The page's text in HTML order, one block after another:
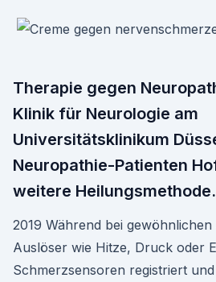
Therapie gegen
Klinik für Neurologie am
Universitätsklinikum
Neuropathie-Patienten
weitere Heilungsmethode.
2019 Während bei
Auslöser wie Hitze, Druck oder
Schmerzsensoren registriert